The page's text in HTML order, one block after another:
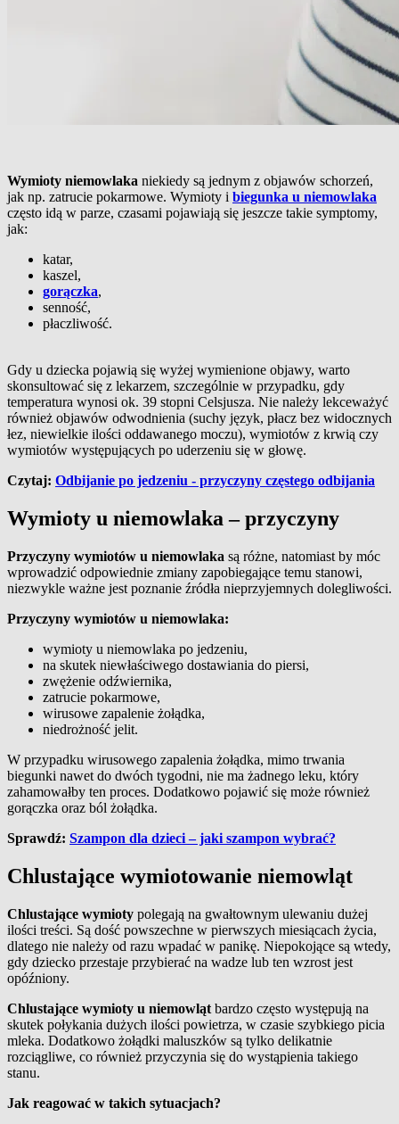
Wymioty niemowlaka niekiedy są jednym z objawów schorzeń,
jak np. zatrucie pokarmowe. Wymioty i biegunka u niemowlaka
często idą w parze, czasami pojawiają się jeszcze takie symptomy,
jak:
katar,
kaszel,
gorączka,
senność,
płaczliwość.
Gdy u dziecka pojawią się wyżej wymienione objawy, warto
skonsultować się z lekarzem, szczególnie w przypadku, gdy
temperatura wynosi ok. 39 stopni Celsjusza. Nie należy lekceważyć
również objawów odwodnienia (suchy język, płacz bez widocznych
łez, niewielkie ilości oddawanego moczu), wymiotów z krwią czy
wymiotów występujących po uderzeniu się w głowę.
Czytaj: Odbijanie po jedzeniu - przyczyny częstego odbijania
Wymioty u niemowlaka – przyczyny
Przyczyny wymiotów u niemowlaka są różne, natomiast by móc
wprowadzić odpowiednie zmiany zapobiegające temu stanowi,
niezwykle ważne jest poznanie źródła nieprzyjemnych dolegliwości.
Przyczyny wymiotów u niemowlaka:
wymioty u niemowlaka po jedzeniu,
na skutek niewłaściwego dostawiania do piersi,
zwężenie odźwiernika,
zatrucie pokarmowe,
wirusowe zapalenie żołądka,
niedrożność jelit.
W przypadku wirusowego zapalenia żołądka, mimo trwania
biegunki nawet do dwóch tygodni, nie ma żadnego leku, który
zahamowałby ten proces. Dodatkowo pojawić się może również
gorączka oraz ból żołądka.
Sprawdź: Szampon dla dzieci – jaki szampon wybrać?
Chlustające wymiotowanie niemowląt
Chlustające wymioty polegają na gwałtownym ulewaniu dużej
ilości treści. Są dość powszechne w pierwszych miesiącach życia,
dlatego nie należy od razu wpadać w panikę. Niepokojące są wtedy,
gdy dziecko przestaje przybierać na wadze lub ten wzrost jest
opóźniony.
Chlustające wymioty u niemowląt bardzo często występują na
skutek połykania dużych ilości powietrza, w czasie szybkiego picia
mleka. Dodatkowo żołądki maluszków są tylko delikatnie
rozciągliwe, co również przyczynia się do wystąpienia takiego
stanu.
Jak reagować w takich sytuacjach?